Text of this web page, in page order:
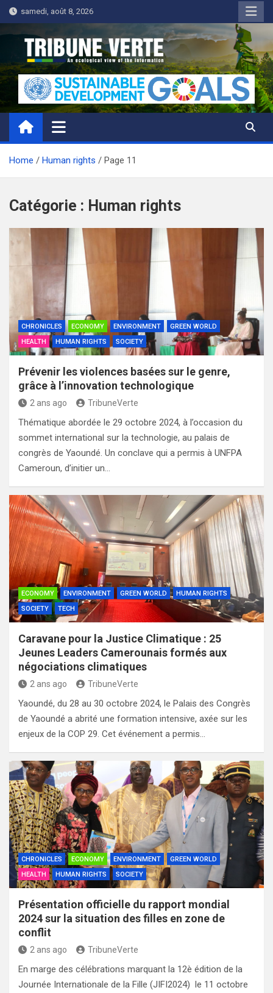
Skip
to
content
samedi, août 8, 2026
Tribune Verte
Un regard écologique de l'information
Home Human rights Page 11
Catégorie : Human rights
CHRONICLES ECONOMY ENVIRONMENT
GREEN WORLD
HEALTH
HUMAN RIGHTS SOCIETY
Prévenir les violences basées sur le genre,
grâce à l’innovation technologique
2 ans ago TribuneVerte
Thématique abordée le 29 octobre 2024, à l’occasion du
sommet international sur la technologie, au palais de
congrès de Yaoundé. Un conclave qui a permis à UNFPA
Cameroun, d’initier un…
ECONOMY ENVIRONMENT GREEN WORLD
HUMAN RIGHTS
SOCIETY
TECH
Caravane pour la Justice Climatique : 25
Jeunes Leaders Camerounais formés aux
négociations climatiques
2 ans ago TribuneVerte
Yaoundé, du 28 au 30 octobre 2024, le Palais des Congrès
de Yaoundé a abrité une formation intensive, axée sur les
enjeux de la COP 29. Cet événement a permis…
CHRONICLES ECONOMY ENVIRONMENT
GREEN WORLD
HEALTH
HUMAN RIGHTS SOCIETY
Présentation officielle du rapport mondial
2024 sur la situation des filles en zone de
conflit
2 ans ago TribuneVerte
En marge des célébrations marquant la 12è édition de la
Journée Internationale de la Fille (JIFI2024) le 11 octobre